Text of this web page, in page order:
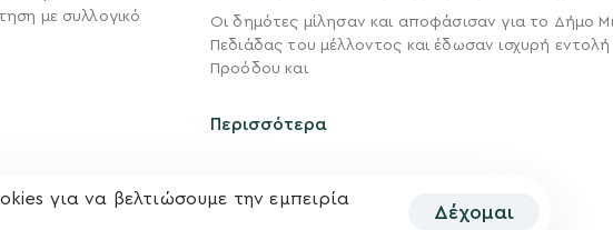
με συλλογικό
Οι δημότες μίλησαν και αποφάσισαν για το Δήμο
Πεδιάδας του μέλλοντος και έδωσαν ισχυρή
Προόδου και
Περισσότερα
Ηλ. ταχυδρομείο
για να βελτιώσουμε την εμπειρία
Δέχομαι